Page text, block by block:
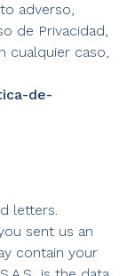
adverso,
de Privacidad,
cualquier caso,
de-
letters.
sent us an
contain your